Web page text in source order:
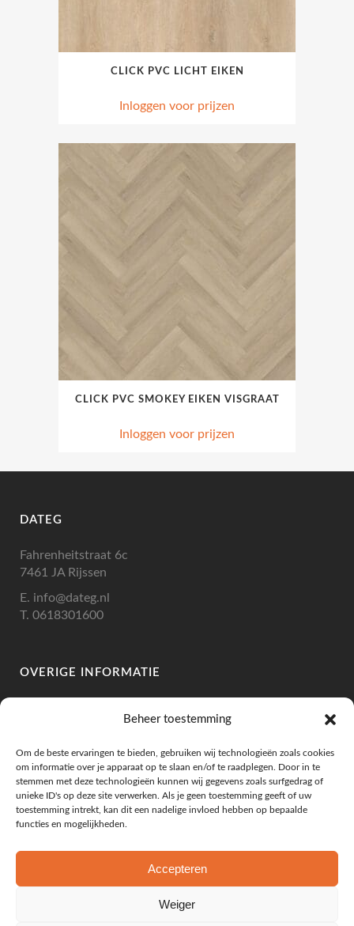
Beheer toestemming
Om de beste ervaringen te bieden, gebruiken wij technologieën zoals cookies
om informatie over je apparaat op te slaan en/of te raadplegen. Door in te
stemmen met deze technologieën kunnen wij gegevens zoals surfgedrag of
unieke ID's op deze site verwerken. Als je geen toestemming geeft of uw
toestemming intrekt, kan dit een nadelige invloed hebben op bepaalde
functies en mogelijkheden.
Accepteren
Weiger
CLICK PVC LICHT EIKEN
Inloggen voor prijzen
CLICK PVC SMOKEY EIKEN VISGRAAT
Inloggen voor prijzen
DATEG
Fahrenheitstraat 6c
7461 JA Rijssen
E. info@dateg.nl
T. 0618301600
OVERIGE INFORMATIE
BTW: NL002307263B78
KVK: 73219886
KLANTENSERVICE